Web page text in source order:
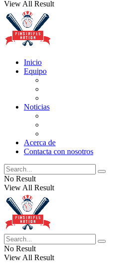
View All Result
Inicio
Equipo
Noticias
Acerca de
Contacta con nosotros
No Result
View All Result
No Result
View All Result